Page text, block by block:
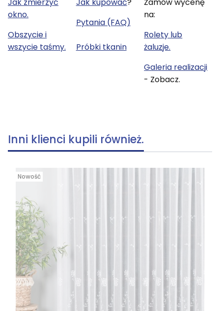
okno.
Obszycie i
wszycie taśmy.
Pytania (FAQ)
Próbki tkanin
na:
Rolety lub
żaluzje.
Galeria realizacji
- Zobacz.
Inni klienci kupili również.
Nowość